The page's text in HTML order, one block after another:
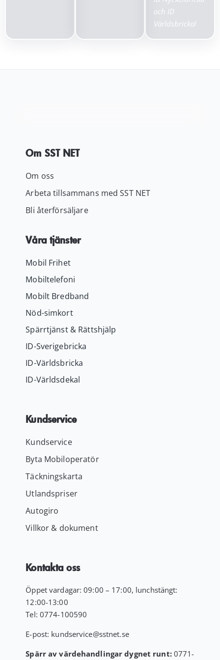
och ID
Världsbricka!
Om SST NET
Om oss
Arbeta tillsammans med SST NET
Bli återförsäljare
Våra tjänster
Mobil Frihet
Mobiltelefoni
Mobilt Bredband
Nöd-simkort
Spärrtjänst & Rättshjälp
ID-Sverigebricka
ID-Världsbricka
ID-Världsdekal
Kundservice
Kundservice
Byta Mobiloperatör
Täckningskarta
Utlandspriser
Autogiro
Villkor & dokument
Kontakta oss
Öppet vardagar: 09:00 – 17:00, lunchstängt:
12:00-13:00
Tel: 0774-100590
E-post: kundservice@sstnet.se
Spärr av värdehandlingar dygnet runt:0771-